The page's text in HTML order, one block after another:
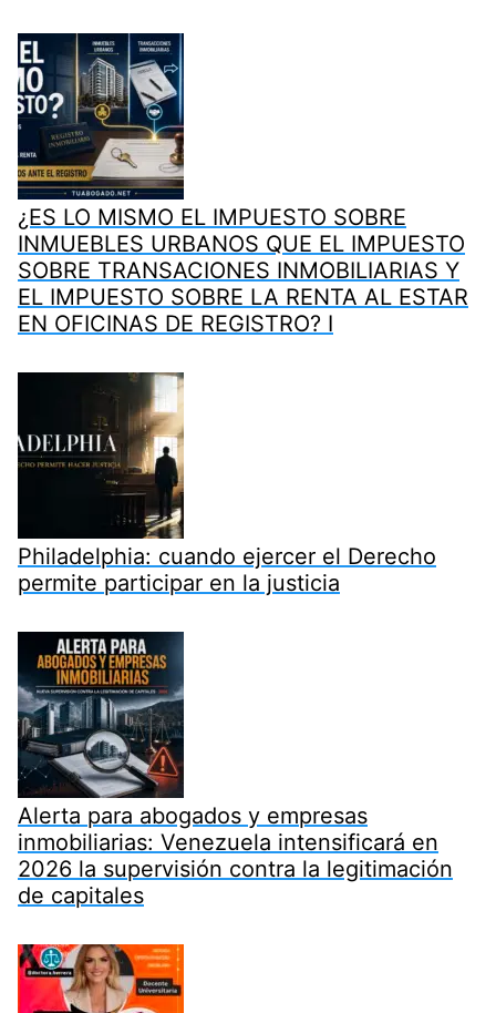
¿ES LO MISMO EL IMPUESTO SOBRE
INMUEBLES URBANOS QUE EL IMPUESTO
SOBRE TRANSACIONES INMOBILIARIAS Y
EL IMPUESTO SOBRE LA RENTA AL ESTAR
EN OFICINAS DE REGISTRO? I
Philadelphia: cuando ejercer el Derecho
permite participar en la justicia
Alerta para abogados y empresas
inmobiliarias: Venezuela intensificará en
2026 la supervisión contra la legitimación
de capitales